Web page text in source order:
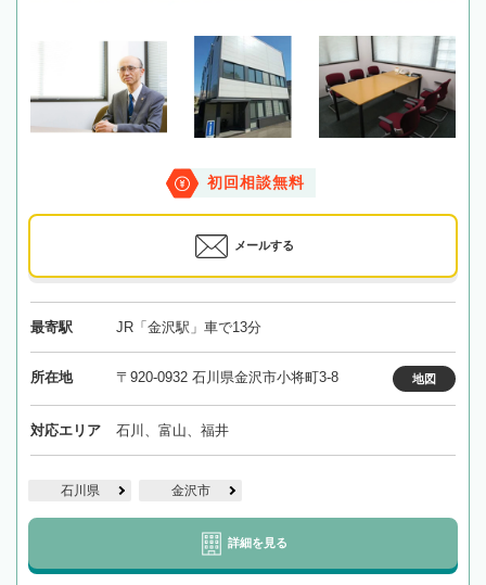
初回相談無料
メールする
最寄駅 JR「金沢駅」車で13分
所在地 〒920-0932 石川県金沢市小将町3-8 地図
対応エリア 石川、富山、福井
石川県 金沢市
詳細を見る